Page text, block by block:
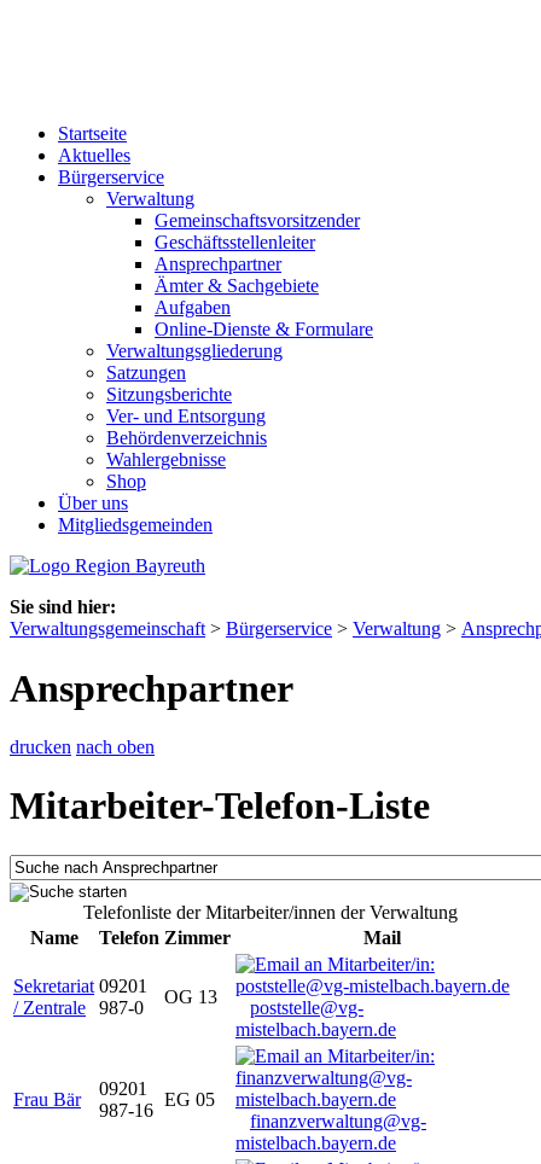
Startseite
Aktuelles
Bürgerservice
Verwaltung
Gemeinschaftsvorsitzender
Geschäftsstellenleiter
Ansprechpartner
Ämter & Sachgebiete
Aufgaben
Online-Dienste & Formulare
Verwaltungsgliederung
Satzungen
Sitzungsberichte
Ver- und Entsorgung
Behördenverzeichnis
Wahlergebnisse
Shop
Über uns
Mitgliedsgemeinden
Sie sind hier:
Verwaltungsgemeinschaft > Bürgerservice > Verwaltung >
Ansprechpartner
drucken nach oben
Mitarbeiter-Telefon-Liste
Telefonliste der Mitarbeiter/innen der Verwaltung
Name
Telefon Zimmer Mail
Sekretariat
/ Zentrale
09201
987-0
OG 13
poststelle@vg-
mistelbach.bayern.de
Frau Bär
09201
987-16
EG 05
finanzverwaltung@vg-
mistelbach.bayern.de